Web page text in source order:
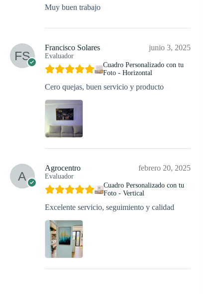
Muy buen trabajo
Francisco Solares
Evaluador
junio 3, 2025
Cuadro Personalizado con tu
Foto - Horizontal
Cero quejas, buen servicio y producto
Agrocentro
Evaluador
febrero 20, 2025
Cuadro Personalizado con tu
Foto - Vertical
Excelente servicio, seguimiento y calidad